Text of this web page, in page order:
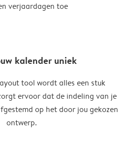
verjaardagen toe
kalender uniek
tool wordt alles een stuk
ervoor dat de indeling van je
op het door jou gekozen
ontwerp.